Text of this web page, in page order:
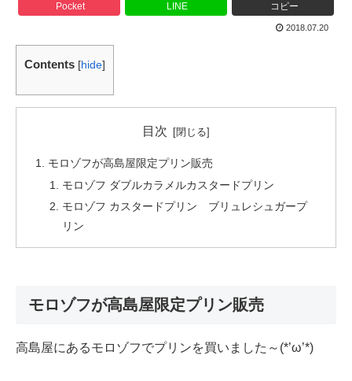
Pocket LINE コピー
2018.07.20
Contents [hide]
目次
モロゾフが高島屋限定プリン販売
モロゾフ ダブルカラメルカスタードプリン
モロゾフ カスタードプリン ブリュレシュガープ
リン
モロゾフが高島屋限定プリン販売
高島屋にあるモロゾフでプリンを買いました～(*’ω’*)